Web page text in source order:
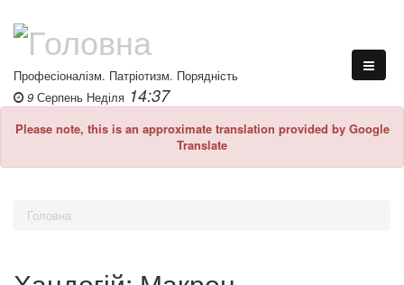
Професіоналізм. Патріотизм. Порядність
9 Серпень Неділя 14:37
Please note, this is an approximate translation provided by Google
Translate
Головна